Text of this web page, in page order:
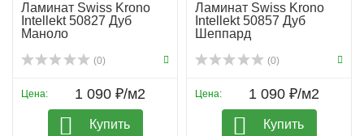
Ламинат Swiss Krono
Intellekt 50827 Дуб
Маноло
(0)
Цена: 1 090 ₽/м2
Купить
Ламинат Swiss Krono
Intellekt 50857 Дуб
Шеппард
(0)
Цена: 1 090 ₽/м2
Купить